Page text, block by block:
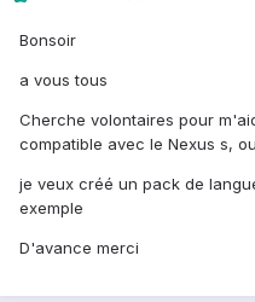
Bonsoir
a vous tous
Cherche volontaires pour
compatible avec le Nexus s,
je veux créé un pack de
exemple
D'avance merci